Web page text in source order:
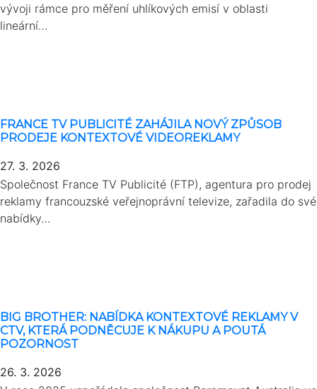
vývoji rámce pro měření uhlíkových emisí v oblasti
lineární…
FRANCE TV PUBLICITÉ ZAHÁJILA NOVÝ ZPŮSOB
PRODEJE KONTEXTOVÉ VIDEOREKLAMY
27. 3. 2026
Společnost France TV Publicité (FTP), agentura pro prodej
reklamy francouzské veřejnoprávní televize, zařadila do své
nabídky…
BIG BROTHER: NABÍDKA KONTEXTOVÉ REKLAMY V
CTV, KTERÁ PODNĚCUJE K NÁKUPU A POUTÁ
POZORNOST
26. 3. 2026